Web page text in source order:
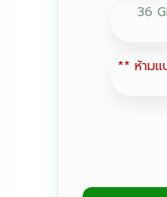
36
** ห้ามแ